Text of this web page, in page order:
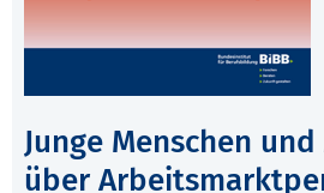
Junge Menschen
über